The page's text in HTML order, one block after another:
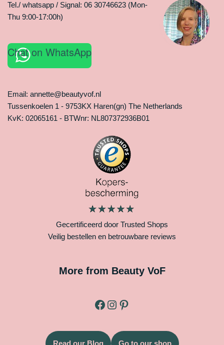
Tel./ whatsapp / Signal: 06 30746623 (Mon-
Thu 9:00-17:00h)
Chat on WhatsApp
Email: annette@beautyvof.nl
Tussenkoelen 1 - 9753KX Haren(gn) The Netherlands
KvK: 02065161 - BTWnr: NL807372936B01
Gecertificeerd door Trusted Shops
Veilig bestellen en betrouwbare reviews
More from Beauty VoF
Read our Blog Go to our shop